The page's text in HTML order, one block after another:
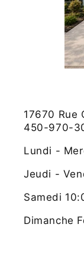
17670 Rue
450-970-
Lundi -
Jeudi -
Samedi
Dimanche